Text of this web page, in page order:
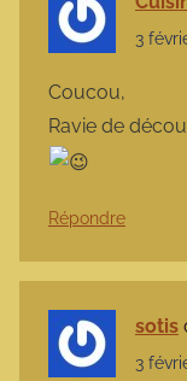
3
Coucou,
Ravie de
Répondre
sotis
3